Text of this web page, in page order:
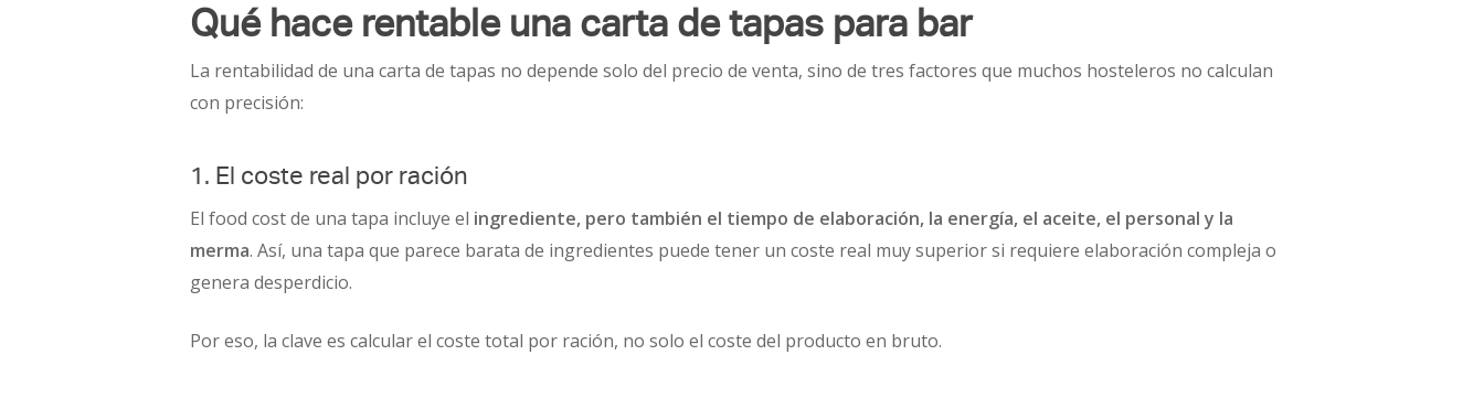
Qué hace rentable una carta de tapas para bar
La rentabilidad de una carta de tapas no depende solo del precio de venta, sino de tres factores que muchos hosteleros no calculan
con precisión:
1. El coste real por ración
El food cost de una tapa incluye el ingrediente, pero también el tiempo de elaboración, la energía, el aceite, el personal y la
merma. Así, una tapa que parece barata de ingredientes puede tener un coste real muy superior si requiere elaboración compleja o
genera desperdicio.
Por eso, la clave es calcular el coste total por ración, no solo el coste del producto en bruto.